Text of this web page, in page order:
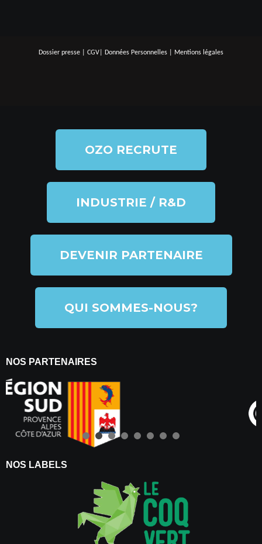
Dossier presse CGV Données Personnelles Mentions légales
OZO RECRUTE
INDUSTRIE / R&D
DEVENIR PARTENAIRE
QUI SOMMES-NOUS?
NOS PARTENAIRES
NOS LABELS